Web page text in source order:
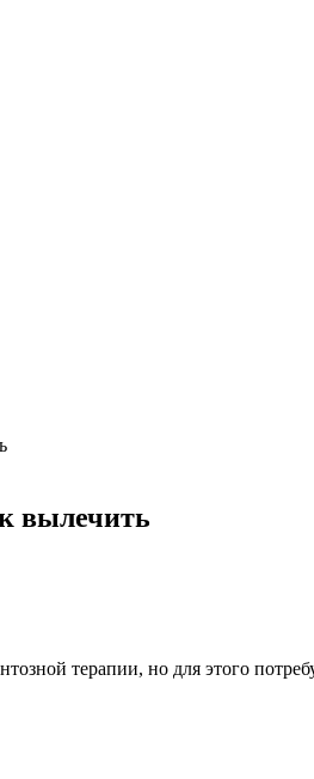
вылечить
терапии, но для этого